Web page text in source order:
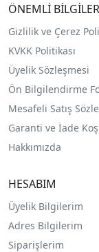
ÖNEMLİ BİLGİLER
Gizlilik ve Çerez
KVKK Politikası
Üyelik Sözleşmesi
Ön Bilgilendirme
Mesafeli Satış
Garanti ve İade
Hakkımızda
HESABIM
Üyelik Bilgilerim
Adres Bilgilerim
Siparişlerim